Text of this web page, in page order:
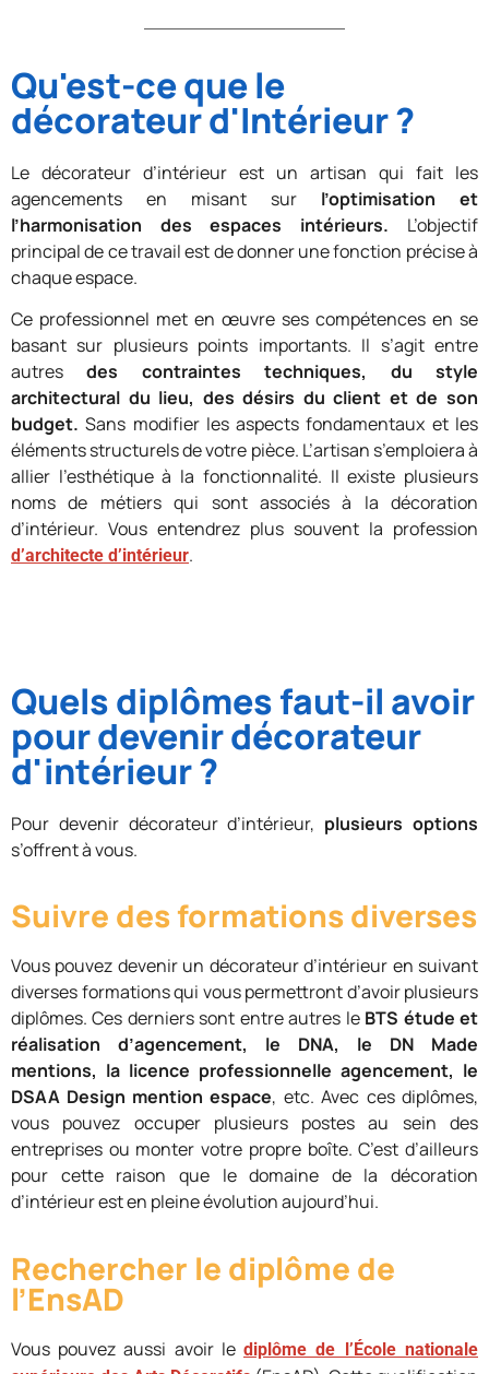
Qu'est-ce que le
décorateur d'Intérieur ?
Le décorateur d’intérieur est un artisan qui fait les
agencements en misant sur l’optimisation et
l’harmonisation des espaces intérieurs. L’objectif
principal de ce travail est de donner une fonction précise à
chaque espace.
Ce professionnel met en œuvre ses compétences en se
basant sur plusieurs points importants. Il s’agit entre
autres des contraintes techniques, du style
architectural du lieu, des désirs du client et de son
budget. Sans modifier les aspects fondamentaux et les
éléments structurels de votre pièce. L’artisan s’emploiera à
allier l’esthétique à la fonctionnalité. Il existe plusieurs
noms de métiers qui sont associés à la décoration
d’intérieur. Vous entendrez plus souvent la profession
d’architecte d’intérieur.
Quels diplômes faut-il avoir
pour devenir décorateur
d'intérieur ?
Pour devenir décorateur d’intérieur, plusieurs options
s’offrent à vous.
Suivre des formations diverses
Vous pouvez devenir un décorateur d’intérieur en suivant
diverses formations qui vous permettront d’avoir plusieurs
diplômes. Ces derniers sont entre autres le BTS étude et
réalisation d’agencement, le DNA, le DN Made
mentions, la licence professionnelle agencement, le
DSAA Design mention espace, etc. Avec ces diplômes,
vous pouvez occuper plusieurs postes au sein des
entreprises ou monter votre propre boîte. C’est d’ailleurs
pour cette raison que le domaine de la décoration
d’intérieur est en pleine évolution aujourd’hui.
Rechercher le diplôme de
l’EnsAD
Vous pouvez aussi avoir le diplôme de l’École nationale